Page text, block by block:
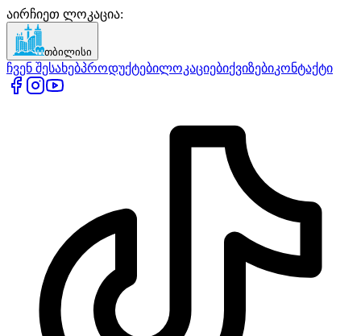
აირჩიეთ ლოკაცია:
თბილისი
ჩვენ შესახებპროდუქტებილოკაციებიქვიზებიკონტაქტი